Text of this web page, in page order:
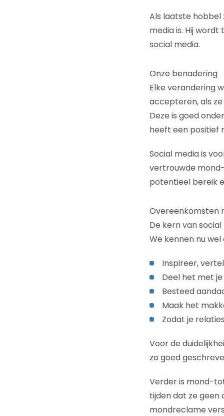
Als laatste hobbel
media is. Hij
social media.
Onze benadering
Elke verandering
accepteren, als
Deze is goed
heeft een positief
Social media is
vertrouwde
potentieel bereik
De kern van
We kennen nu
Inspireer,
Deel het met
Besteed
Maak het
Zodat je
Voor de
zo goed
Verder is mond-
tijden dat ze
mondreclame